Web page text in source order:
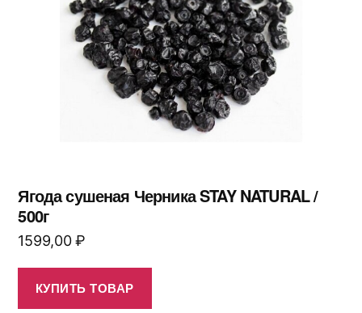
Ягода сушеная Черника STAY NATURAL /
500г
1599,00₽
КУПИТЬ ТОВАР